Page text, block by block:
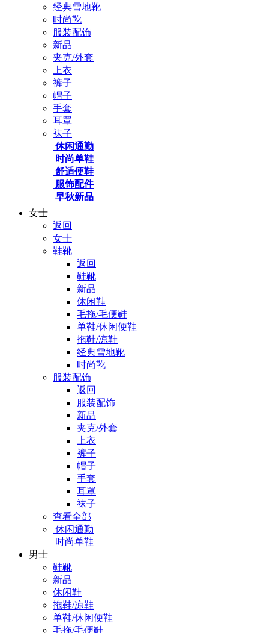
经典雪地靴
时尚靴
服装配饰
新品
夹克/外套
上衣
裤子
帽子
手套
耳罩
袜子
休闲通勤
时尚单鞋
舒适便鞋
服饰配件
早秋新品
女士
返回
女士
鞋靴
返回
鞋靴
新品
休闲鞋
毛拖/毛便鞋
单鞋/休闲便鞋
拖鞋/凉鞋
经典雪地靴
时尚靴
服装配饰
返回
服装配饰
新品
夹克/外套
上衣
裤子
帽子
手套
耳罩
袜子
查看全部
休闲通勤
时尚单鞋
男士
鞋靴
新品
休闲鞋
拖鞋/凉鞋
单鞋/休闲便鞋
毛拖/毛便鞋